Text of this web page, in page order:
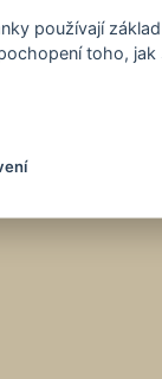
používají
toho,